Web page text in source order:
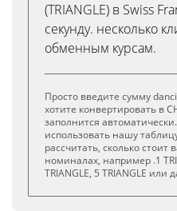
(TRIANGLE) в Swiss
секунду. несколько
обменным курсам.
Просто введите сумму
хотите конвертировать в
заполнится
использовать нашу
рассчитать, сколько стоит
номиналах, например .1
TRIANGLE, 5 TRIANGLE или